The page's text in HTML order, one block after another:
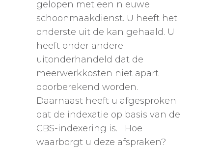
gelopen met een nieuwe
schoonmaakdienst. U heeft het
onderste uit de kan gehaald. U
heeft onder andere
uitonderhandeld dat de
meerwerkkosten niet apart
doorberekend worden.
Daarnaast heeft u afgesproken
dat de indexatie op basis van de
CBS-indexering is. Hoe
waarborgt u deze afspraken?